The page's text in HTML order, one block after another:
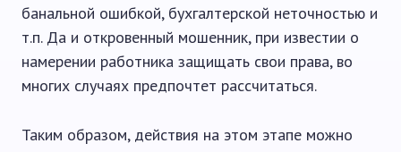
банальной ошибкой, бухгалтерской неточностью и
т.п. Да и откровенный мошенник, при известии о
намерении работника защищать свои права, во
многих случаях предпочтет рассчитаться.
Таким образом, действия на этом этапе можно